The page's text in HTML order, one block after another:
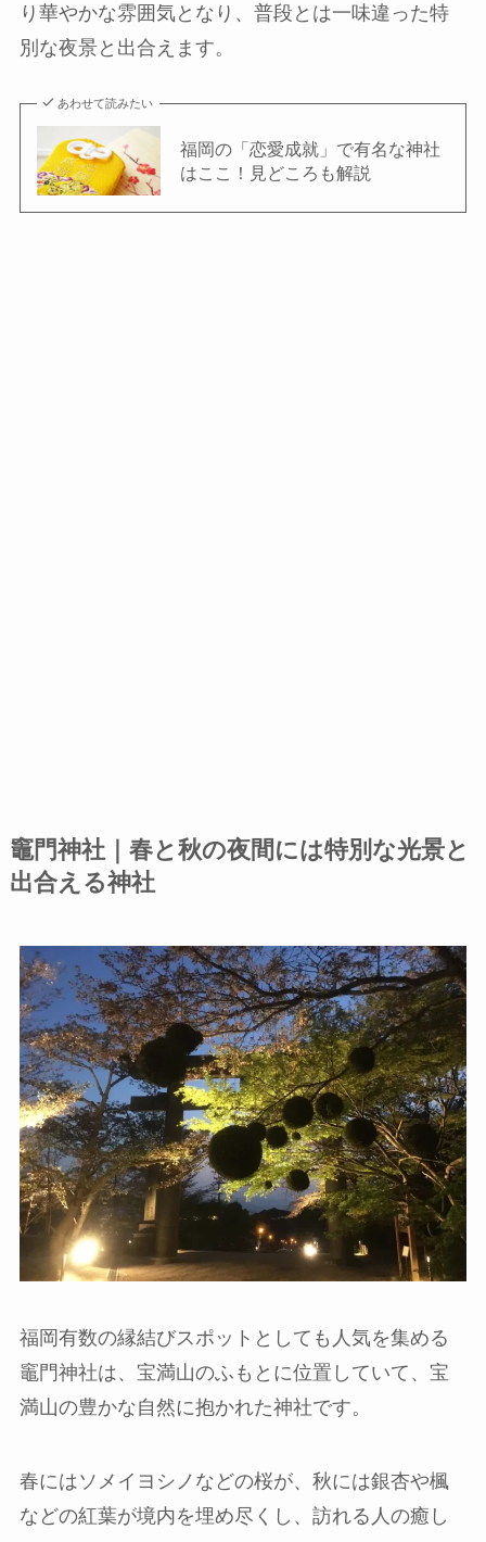
り華やかな雰囲気となり、普段とは一味違った特
別な夜景と出合えます。
あわせて読みたい
福岡の「恋愛成就」で有名な神社
はここ！見どころも解説
竈門神社｜ 春と秋の夜間には特別な光景と
出合える神社
福岡有数の縁結びスポットとしても人気を集める
竈門神社は、宝満山のふもとに位置していて、宝
満山の豊かな自然に抱かれた神社です。
春にはソメイヨシノなどの桜が、秋には銀杏や楓
などの紅葉が境内を埋め尽くし、訪れる人の癒し